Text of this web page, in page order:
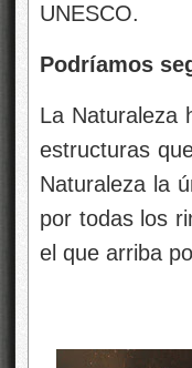
UNESCO.
Podríamos
La Naturaleza
estructuras
Naturaleza la
por todas los
el que arriba